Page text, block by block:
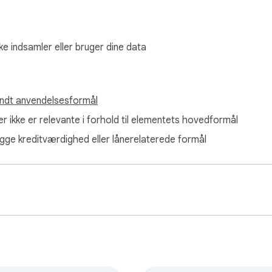
URL for at uploade direkte.
stor, med skygge), titel, undertekst, normal tekst.
Sans MS, Arial Black, Bangers, Lobster, Permanent
kursiv, understregning, gennemstreget.
som en maske.
indsamler eller bruger dine data
anvendelsesformål
ikke er relevante i forhold til elementets hovedformål
kreditværdighed eller lånerelaterede formål